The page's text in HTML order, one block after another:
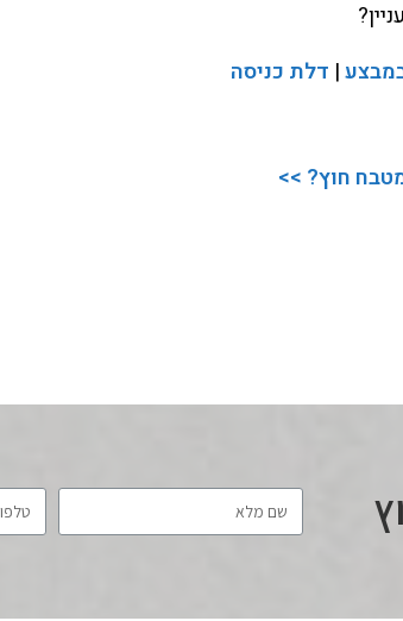
| דלת כניסה
חוץ? >>